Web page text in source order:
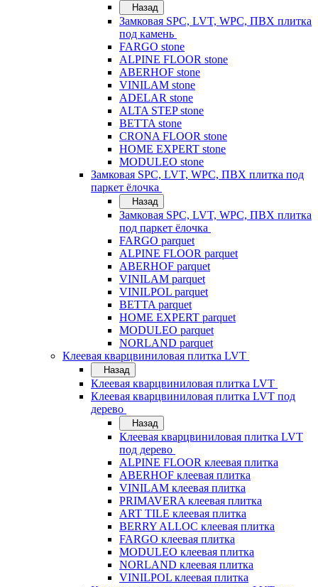
Назад
Замковая SPC, LVT, WPC, ПВХ плитка
под камень
FARGO stone
ALPINE FLOOR stone
ABERHOF stone
VINILAM stone
ADELAR stone
ALTA STEP stone
BETTA stone
CRONA FLOOR stone
HOME EXPERT stone
MODULEO stone
Замковая SPC, LVT, WPC, ПВХ плитка под
паркет ёлочка
Назад
Замковая SPC, LVT, WPC, ПВХ плитка
под паркет ёлочка
FARGO parquet
ALPINE FLOOR parquet
ABERHOF parquet
VINILAM parquet
VINILPOL parquet
BETTA parquet
HOME EXPERT parquet
MODULEO parquet
NORLAND parquet
Клеевая кварцвиниловая плитка LVT
Назад
Клеевая кварцвиниловая плитка LVT
Клеевая кварцвиниловая плитка LVT под
дерево
Назад
Клеевая кварцвиниловая плитка LVT
под дерево
ALPINE FLOOR клеевая плитка
ABERHOF клеевая плитка
VINILAM клеевая плитка
PRIMAVERA клеевая плитка
ART TILE клеевая плитка
BERRY ALLOC клеевая плитка
FARGO клеевая плитка
MODULEO клеевая плитка
NORLAND клеевая плитка
VINILPOL клеевая плитка